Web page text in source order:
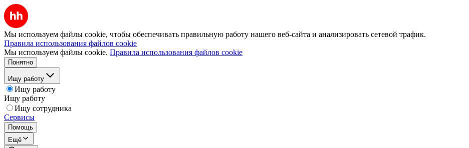
Мы используем файлы cookie, чтобы обеспечивать правильную работу нашего веб-сайта и анализировать сетевой трафик.
Правила использования файлов cookie
Мы используем файлы cookie. Правила использования файлов cookie
Понятно
Ищу работу
Ищу работу
Ищу работу
Ищу сотрудника
Сервисы
Помощь
Ещё